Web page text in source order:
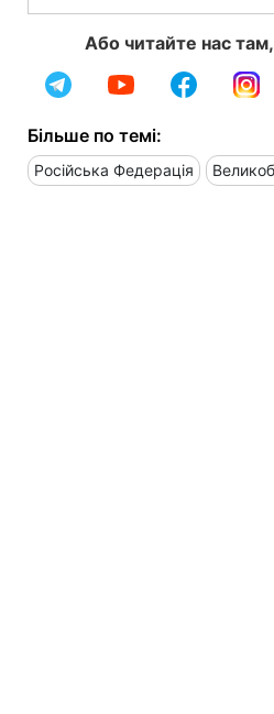
Або читайте нас
Більше по темі:
Російська Федерація